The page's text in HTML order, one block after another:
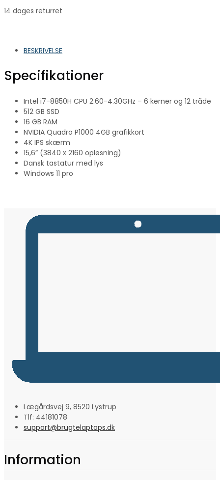
14 dages returret
BESKRIVELSE
Specifikationer
Intel i7-8850H CPU 2.60-4.30GHz – 6 kerner og 12 tråde
512 GB SSD
16 GB RAM
NVIDIA Quadro P1000 4GB grafikkort
4K IPS skærm
15,6” (3840 x 2160 opløsning)
Dansk tastatur med lys
Windows 11 pro
Lægårdsvej 9, 8520 Lystrup
Tlf: 44181078
support@brugtelaptops.dk
Information